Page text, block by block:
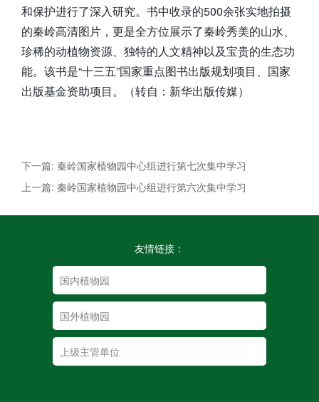
和保护进行了深入研究。书中收录的500余张实地拍摄
的秦岭高清图片，更是全方位展示了秦岭秀美的山水、
珍稀的动植物资源、独特的人文精神以及宝贵的生态功
能。该书是“十三五”国家重点图书出版规划项目、国家
出版基金资助项目。（转自：新华出版传媒）
下一篇: 秦岭国家植物园中心组进行第七次集中学习
上一篇: 秦岭国家植物园中心组进行第六次集中学习
友情链接：